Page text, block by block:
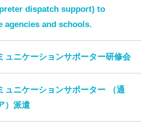
ホームページ
会員募集
dispatch support) to
agencies and schools.
ュニケーションサポーター研修会
ュニケーションサポーター （通
）派遣